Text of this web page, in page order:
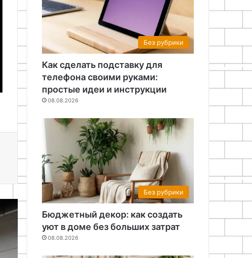
Авто самоделки
Без рубрики
Как сделать подставку для
телефона своими руками:
простые идеи и инструкции
08.08.2026
Без рубрики
Бюджетный декор: как создать
уют в доме без больших затрат
08.08.2026